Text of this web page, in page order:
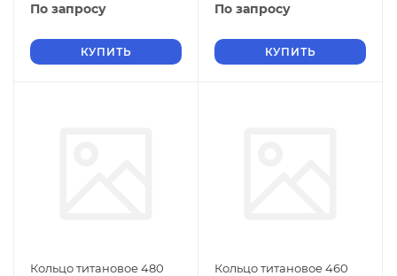
По запросу
КУПИТЬ
По запросу
КУПИТЬ
Кольцо титановое 480
Кольцо титановое 460